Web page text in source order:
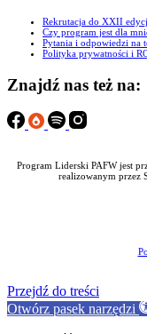
Rekrutacja do XXII
Czy program jest dla
Pytania i odpowiedzi na
Polityka prywatności i
Znajdź nas też na:
Program Liderski PAFW jest
realizowanym przez
Przejdź do treści
Otwórz pasek narzędzi